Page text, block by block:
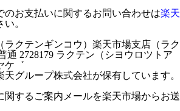
お支払いに関するお問い合わせは楽天
い。
ラクテンギンコウ）楽天市場支店（ラク
通 2728179 ラクテン（シヨウロツトア
ケ゛
グループ株式会社が保有しています。
関するご案内メールを楽天市場からお送